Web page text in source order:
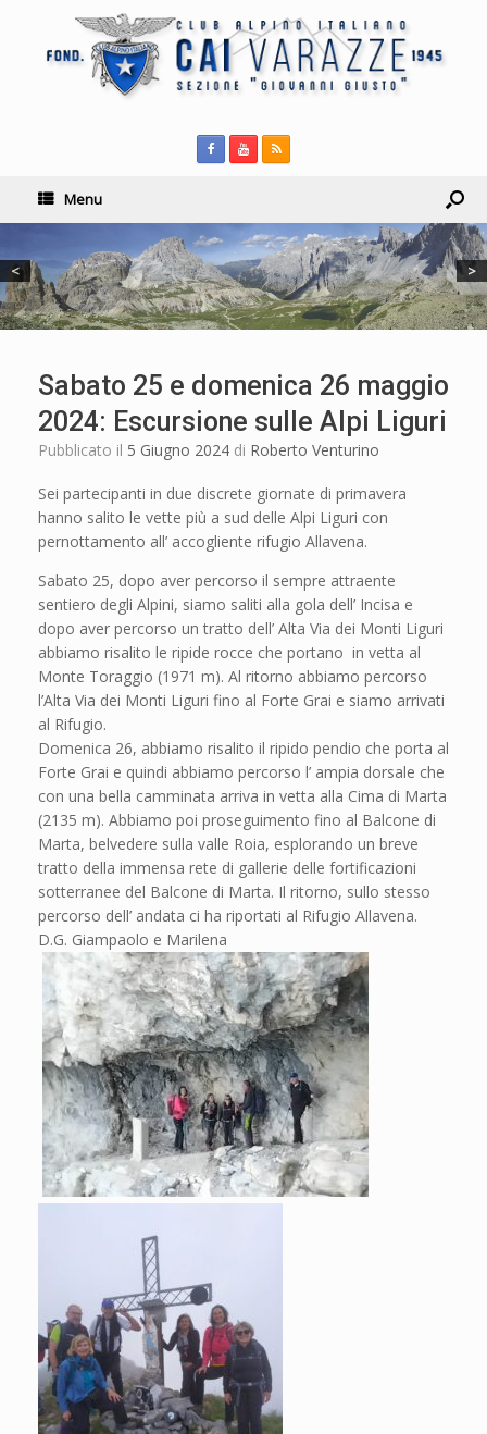
Menu
< >
Sabato 25 e domenica 26 maggio
2024: Escursione sulle Alpi Liguri
Pubblicato il 5 Giugno 2024 di Roberto Venturino
Sei partecipanti in due discrete giornate di primavera
hanno salito le vette più a sud delle Alpi Liguri con
pernottamento all’ accogliente rifugio Allavena.
Sabato 25, dopo aver percorso il sempre attraente
sentiero degli Alpini, siamo saliti alla gola dell’ Incisa e
dopo aver percorso un tratto dell’ Alta Via dei Monti Liguri
abbiamo risalito le ripide rocce che portano in vetta al
Monte Toraggio (1971 m). Al ritorno abbiamo percorso
l’Alta Via dei Monti Liguri fino al Forte Grai e siamo arrivati
al Rifugio.
Domenica 26, abbiamo risalito il ripido pendio che porta al
Forte Grai e quindi abbiamo percorso l’ ampia dorsale che
con una bella camminata arriva in vetta alla Cima di Marta
(2135 m). Abbiamo poi proseguimento fino al Balcone di
Marta, belvedere sulla valle Roia, esplorando un breve
tratto della immensa rete di gallerie delle fortificazioni
sotterranee del Balcone di Marta. Il ritorno, sullo stesso
percorso dell’ andata ci ha riportati al Rifugio Allavena.
D.G. Giampaolo e Marilena